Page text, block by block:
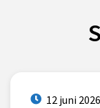
12 juni 2026